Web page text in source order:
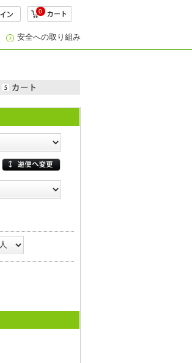
0
安全への取り組み